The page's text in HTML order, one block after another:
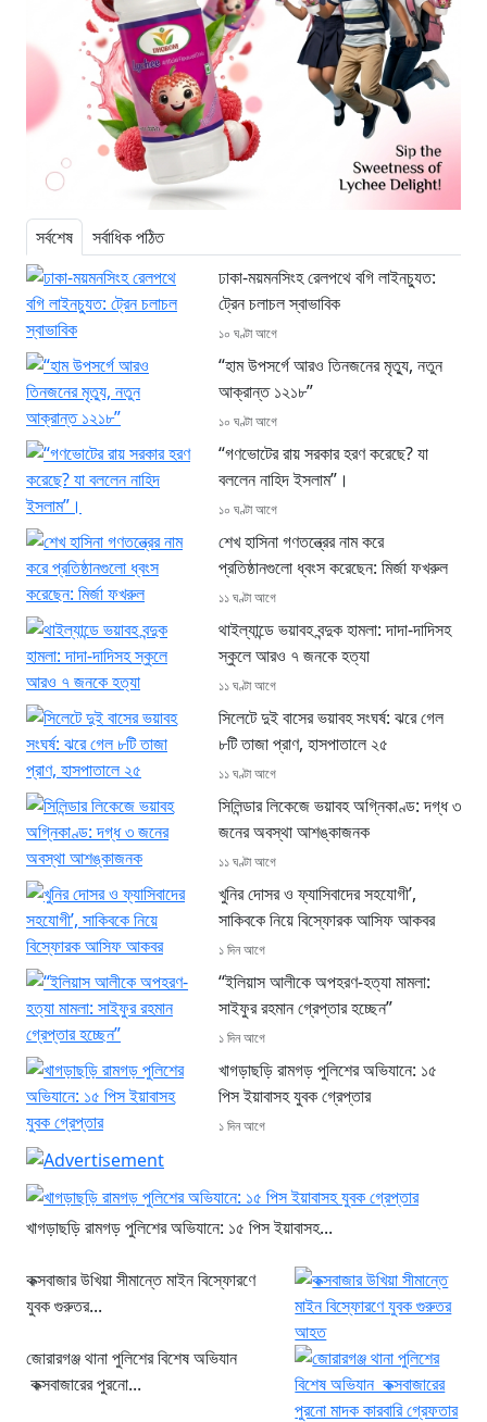
সর্বশেষ
সর্বাধিক পঠিত
ঢাকা-ময়মনসিংহ রেলপথে বগি লাইনচ্যুত:
ট্রেন চলাচল স্বাভাবিক
১০ ঘণ্টা আগে
“হাম উপসর্গে আরও তিনজনের মৃত্যু, নতুন
আক্রান্ত ১২১৮”
১০ ঘণ্টা আগে
“গণভোটের রায় সরকার হরণ করেছে? যা
বললেন নাহিদ ইসলাম”।
১০ ঘণ্টা আগে
শেখ হাসিনা গণতন্ত্রের নাম করে
প্রতিষ্ঠানগুলো ধ্বংস করেছেন: মির্জা ফখরুল
১১ ঘণ্টা আগে
থাইল্যান্ডে ভয়াবহ বন্দুক হামলা: দাদা-দাদিসহ
স্কুলে আরও ৭ জনকে হত্যা
১১ ঘণ্টা আগে
সিলেটে দুই বাসের ভয়াবহ সংঘর্ষ: ঝরে গেল
৮টি তাজা প্রাণ, হাসপাতালে ২৫
১১ ঘণ্টা আগে
সিলিন্ডার লিকেজে ভয়াবহ অগ্নিকাণ্ড: দগ্ধ ৩
জনের অবস্থা আশঙ্কাজনক
১১ ঘণ্টা আগে
খুনির দোসর ও ফ্যাসিবাদের সহযোগী’,
সাকিবকে নিয়ে বিস্ফোরক আসিফ আকবর
১ দিন আগে
“ইলিয়াস আলীকে অপহরণ-হত্যা মামলা:
সাইফুর রহমান গ্রেপ্তার হচ্ছেন”
১ দিন আগে
খাগড়াছড়ি রামগড় পুলিশের অভিযানে: ১৫
পিস ইয়াবাসহ যুবক গ্রেপ্তার
১ দিন আগে
খাগড়াছড়ি রামগড় পুলিশের অভিযানে: ১৫ পিস ইয়াবাসহ...
কক্সবাজার উখিয়া সীমান্তে মাইন বিস্ফোরণে
যুবক গুরুতর...
জোরারগঞ্জ থানা পুলিশের বিশেষ অভিযান
কক্সবাজারের পুরনো...